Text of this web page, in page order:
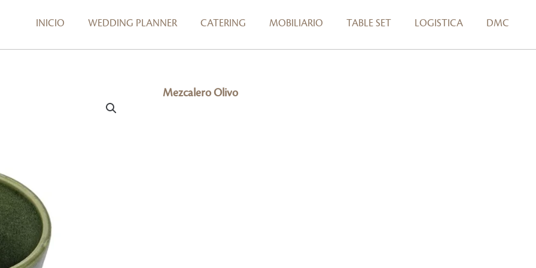
INICIO WEDDING PLANNER CATERING MOBILIARIO TABLE SET LOGISTICA DMC
Mezcalero Olivo